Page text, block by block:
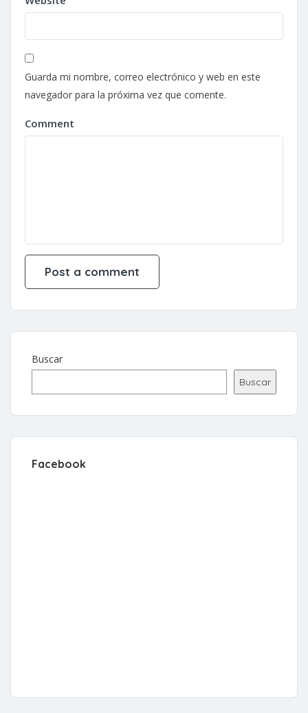
Guarda mi nombre, correo electrónico y web en este
navegador para la próxima vez que comente.
Comment
Buscar
Buscar
Facebook